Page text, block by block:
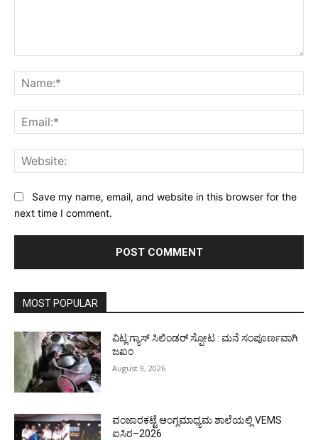
Save my name, email, and website in this browser for the
next time I comment.
MOST POPULAR
ವಿಟ್ಲ:ಗ್ಯಾಸ್ ಸಿಲಿಂಡರ್ ಸ್ಪೋಟ : ಮನೆ ಸಂಪೂರ್ಣವಾಗಿ
ಜಖಂ
August 9, 2026
ವಂಜಾರಕಟ್ಟೆ ಆಂಗ್ಲಮಾಧ್ಯಮ ಶಾಲೆಯಲ್ಲಿ VEMS
ಐಸಿರ–2026